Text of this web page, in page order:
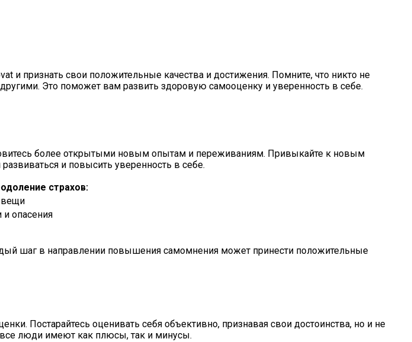
и признать свои положительные качества и достижения. Помните, что никто не
Это поможет вам развить здоровую самооценку и уверенность в себе.
более открытыми новым опытам и переживаниям. Привыкайте к новым
и повысить уверенность в себе.
страхов:
вещи
и опасения
шаг в направлении повышения самомнения может принести положительные
Постарайтесь оценивать себя объективно, признавая свои достоинства, но и не
все люди имеют как плюсы, так и минусы.